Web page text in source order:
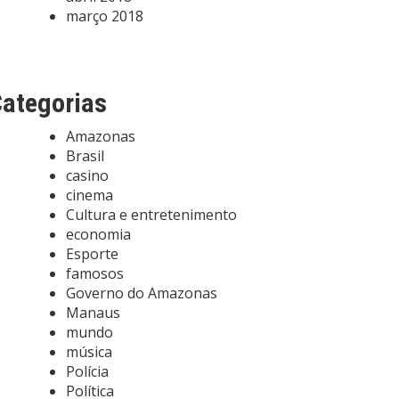
março 2018
Amazonas
Brasil
casino
cinema
Cultura e entretenimento
economia
Esporte
famosos
Governo do Amazonas
Manaus
mundo
música
Polícia
Política